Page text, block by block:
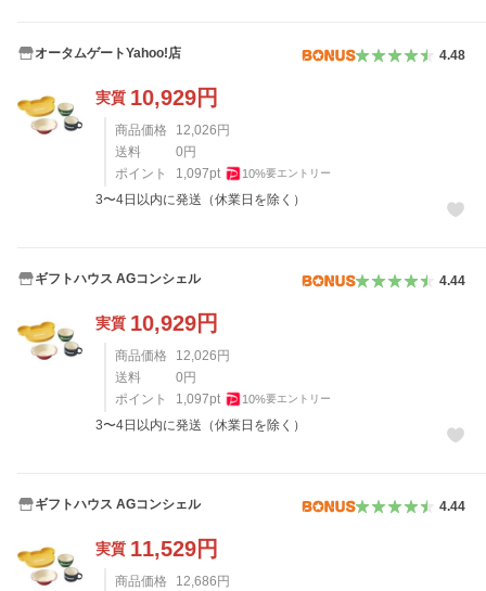
オータムゲートYahoo!店 4.48
実質 10,929円
商品価格 12,026 円
送料
0 円
ポイント
1,097pt 10%要エントリー
3〜4日以内に発送（休業日を除く）
ギフトハウス AGコンシェル 4.44
実質 10,929円
商品価格 12,026 円
送料
0 円
ポイント
1,097pt 10%要エントリー
3〜4日以内に発送（休業日を除く）
ギフトハウス AGコンシェル 4.44
実質 11,529円
商品価格 12,686 円